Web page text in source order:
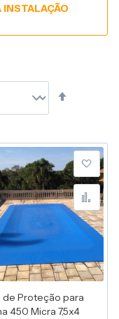
à lista de
para
de Proteção para
450 Micra 7,5x4
INSTALAÇÃO